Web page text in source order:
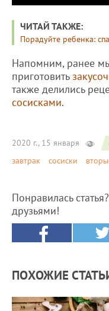
ЧИТАЙ ТАКЖЕ:
Порадуйте ребенка:
Напомним, ранее
приготовить
также делились
сосисками.
2020 г., 15 января
завтрак
сосиски
Понравилась
друзьями!
ПОХОЖИЕ